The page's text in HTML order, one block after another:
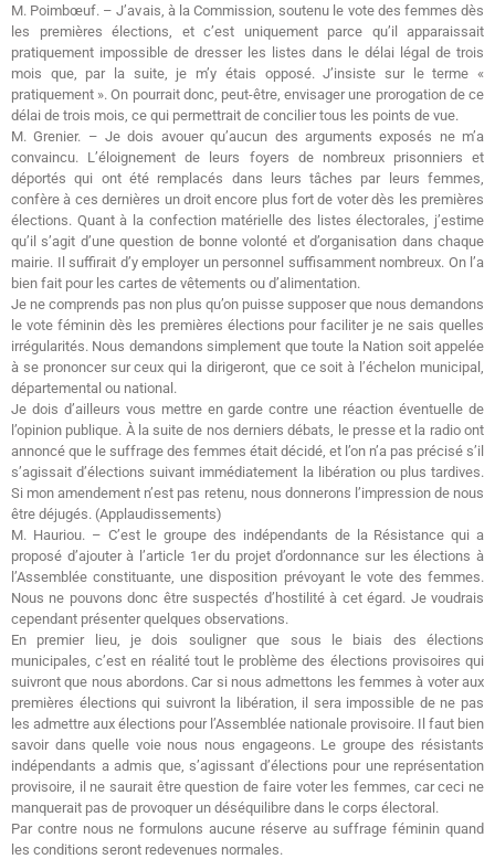
M. Poimbœuf. – J’avais, à la Commission, soutenu le vote des femmes dès
les premières élections, et c’est uniquement parce qu’il apparaissait
pratiquement impossible de dresser les listes dans le délai légal de trois
mois que, par la suite, je m’y étais opposé. J’insiste sur le terme «
pratiquement ». On pourrait donc, peut-être, envisager une prorogation de ce
délai de trois mois, ce qui permettrait de concilier tous les points de vue.
M. Grenier. – Je dois avouer qu’aucun des arguments exposés ne m’a
convaincu. L’éloignement de leurs foyers de nombreux prisonniers et
déportés qui ont été remplacés dans leurs tâches par leurs femmes,
confère à ces dernières un droit encore plus fort de voter dès les premières
élections. Quant à la confection matérielle des listes électorales, j’estime
qu’il s’agit d’une question de bonne volonté et d’organisation dans chaque
mairie. Il suffirait d’y employer un personnel suffisamment nombreux. On l’a
bien fait pour les cartes de vêtements ou d’alimentation.
Je ne comprends pas non plus qu’on puisse supposer que nous demandons
le vote féminin dès les premières élections pour faciliter je ne sais quelles
irrégularités. Nous demandons simplement que toute la Nation soit appelée
à se prononcer sur ceux qui la dirigeront, que ce soit à l’échelon municipal,
départemental ou national.
Je dois d’ailleurs vous mettre en garde contre une réaction éventuelle de
l’opinion publique. À la suite de nos derniers débats, le presse et la radio ont
annoncé que le suffrage des femmes était décidé, et l’on n’a pas précisé s’il
s’agissait d’élections suivant immédiatement la libération ou plus tardives.
Si mon amendement n’est pas retenu, nous donnerons l’impression de nous
être déjugés. (Applaudissements)
M. Hauriou. – C’est le groupe des indépendants de la Résistance qui a
proposé d’ajouter à l’article 1er du projet d’ordonnance sur les élections à
l’Assemblée constituante, une disposition prévoyant le vote des femmes.
Nous ne pouvons donc être suspectés d’hostilité à cet égard. Je voudrais
cependant présenter quelques observations.
En premier lieu, je dois souligner que sous le biais des élections
municipales, c’est en réalité tout le problème des élections provisoires qui
suivront que nous abordons. Car si nous admettons les femmes à voter aux
premières élections qui suivront la libération, il sera impossible de ne pas
les admettre aux élections pour l’Assemblée nationale provisoire. Il faut bien
savoir dans quelle voie nous nous engageons. Le groupe des résistants
indépendants a admis que, s’agissant d’élections pour une représentation
provisoire, il ne saurait être question de faire voter les femmes, car ceci ne
manquerait pas de provoquer un déséquilibre dans le corps électoral.
Par contre nous ne formulons aucune réserve au suffrage féminin quand
les conditions seront redevenues normales.